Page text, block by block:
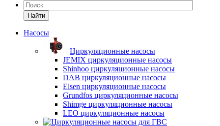
Найти
Насосы
Циркуляционные насосы
JEMIX циркуляционные насосы
Shinhoo циркуляционные насосы
DAB циркуляционные насосы
Elsen циркуляционные насосы
Grundfos циркуляционные насосы
Shimge циркуляционные насосы
LEO циркуляционные насосы